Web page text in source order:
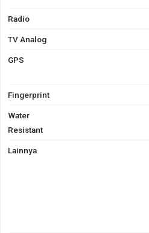
Radio
TV Analog
GPS
Fingerprint
Water
Resistant
Lainnya